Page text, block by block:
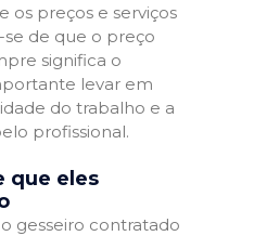
os preços e serviços
de que o preço
significa o
levar em
do trabalho e a
profissional.
que eles
gesseiro contratado